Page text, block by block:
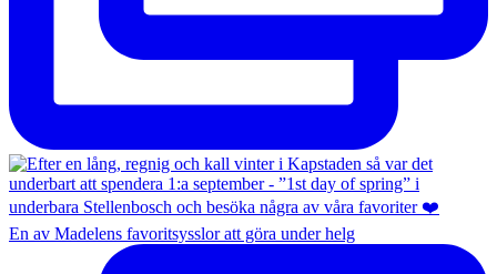
En av Madelens favoritsysslor att göra under helg